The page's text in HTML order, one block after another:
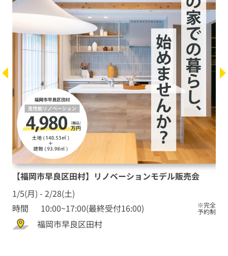
【福岡市城南区七隈】［高断熱×デザイン］リノベーシ
ョン モデルハウス見学相談会
1/5(月) - 2/28(土)
時間
10:00~17:00(最終受付16:00) ※完全
予約制
福岡市城南区七隈
【福岡市早良区田村】リノベーションモデル販売会
1/5(月) - 2/28(土)
時間
10:00~17:00(最終受付16:00) ※完全
予約制
福岡市早良区田村
【福岡市早良区田村】全面リノベーション展示場 見
学・相談会
1/5(月) - 2/28(土)
時間
10:00~18:00(最終受付17:00) ※完全
予約制
福岡市早良区田村
【福岡市城南区七隈】［高断熱×デザイン］リノベーシ
ョン モデルハウス見学相談会
1/5(月) - 2/28(土)
時間
10:00~17:00(最終受付16:00) ※完全
予約制
福岡市城南区七隈
【福岡市早良区田村】リノベーションモデル販売会
1/5(月) - 2/28(土)
時間
10:00~17:00(最終受付16:00) ※完全
予約制
福岡市早良区田村